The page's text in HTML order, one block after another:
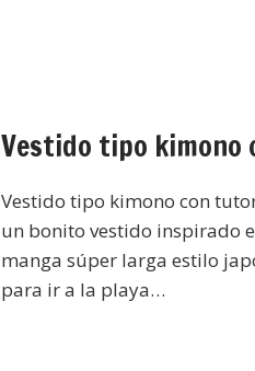
Vestido tipo kimono
Vestido tipo kimono con
un bonito vestido inspirado
manga súper larga estilo
para ir a la playa…